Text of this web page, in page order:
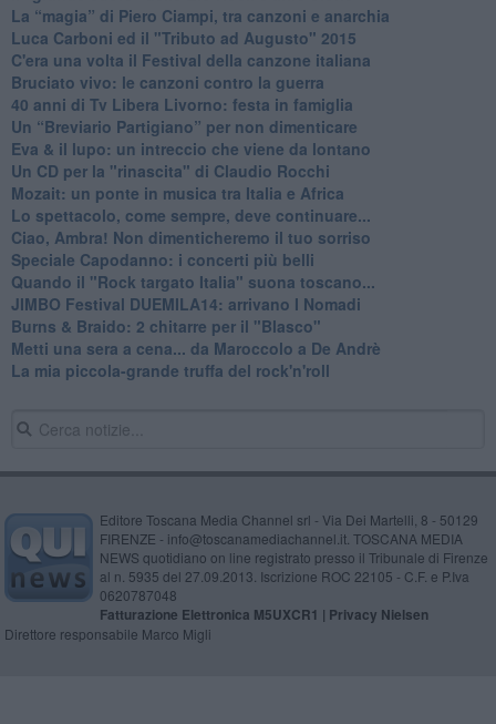
La “magia” di Piero Ciampi, tra canzoni e anarchia
Luca Carboni ed il "Tributo ad Augusto" 2015
C'era una volta il Festival della canzone italiana
Bruciato vivo: le canzoni contro la guerra
40 anni di Tv Libera Livorno: festa in famiglia
Un “Breviario Partigiano” per non dimenticare
Eva & il lupo: un intreccio che viene da lontano
Un CD per la "rinascita" di Claudio Rocchi
Mozait: un ponte in musica tra Italia e Africa
Lo spettacolo, come sempre, deve continuare...
Ciao, Ambra! Non dimenticheremo il tuo sorriso
Speciale Capodanno: i concerti più belli
Quando il "Rock targato Italia" suona toscano...
JIMBO Festival DUEMILA14: arrivano I Nomadi
Burns & Braido: 2 chitarre per il "Blasco"
Metti una sera a cena... da Maroccolo a De Andrè
La mia piccola-grande truffa del rock'n'roll
Editore Toscana Media Channel srl - Via Dei Martelli, 8 - 50129
FIRENZE - info@toscanamediachannel.it. TOSCANA MEDIA
NEWS quotidiano on line registrato presso il Tribunale di Firenze
al n. 5935 del 27.09.2013. Iscrizione ROC 22105 - C.F. e P.Iva
0620787048
Fatturazione Elettronica M5UXCR1 | Privacy Nielsen
Direttore responsabile Marco Migli